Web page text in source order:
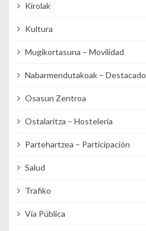
Kirolak
Kultura
Mugikortasuna – Movilidad
Nabarmendutakoak – Destacado
Osasun Zentroa
Ostalaritza – Hostelería
Partehartzea – Participación
Salud
Trafiko
Vía Pública